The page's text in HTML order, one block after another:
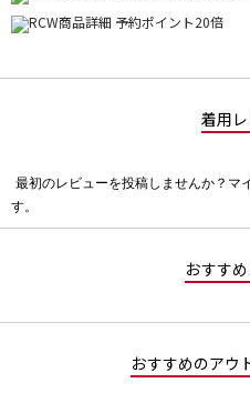
着用
価
最初のレビューを投稿しませんか？マ
す。
おすす
おすすめのアウ